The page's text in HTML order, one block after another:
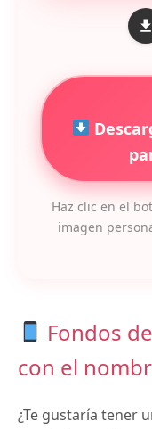
Haz clic en el
imagen
Fondos
con el
¿Te gustaría tener